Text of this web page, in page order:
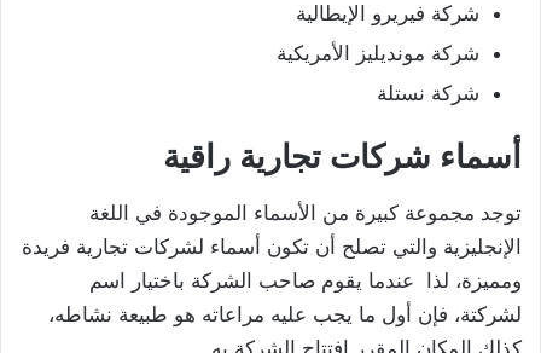
شركة فيريرو الإيطالية
شركة مونديليز الأمريكية
شركة نستلة
أسماء شركات تجارية راقية
توجد مجموعة كبيرة من الأسماء الموجودة في اللغة
الإنجليزية والتي تصلح أن تكون أسماء لشركات تجارية فريدة
ومميزة، لذا عندما يقوم صاحب الشركة باختيار اسم
لشركتة، فإن أول ما يجب عليه مراعاته هو طبيعة نشاطه،
كذلك المكان المقرر افتتاح الشركة به.